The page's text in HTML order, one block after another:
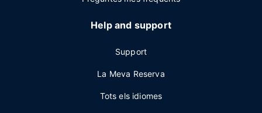
Help and support
Support
La Meva Reserva
Tots els idiomes